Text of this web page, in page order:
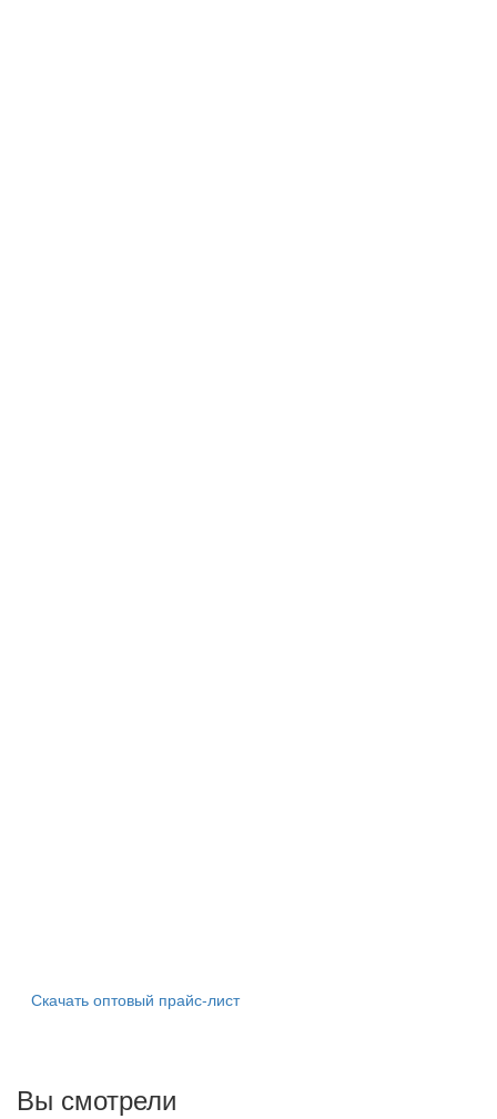
Скачать оптовый прайс-лист
Вы смотрели